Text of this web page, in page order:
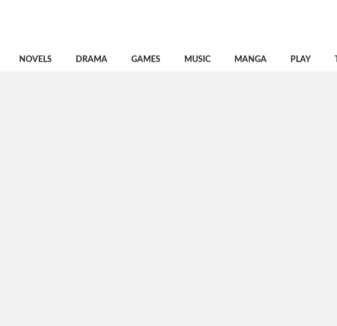
NOVELS DRAMA GAMES MUSIC MANGA PLAY